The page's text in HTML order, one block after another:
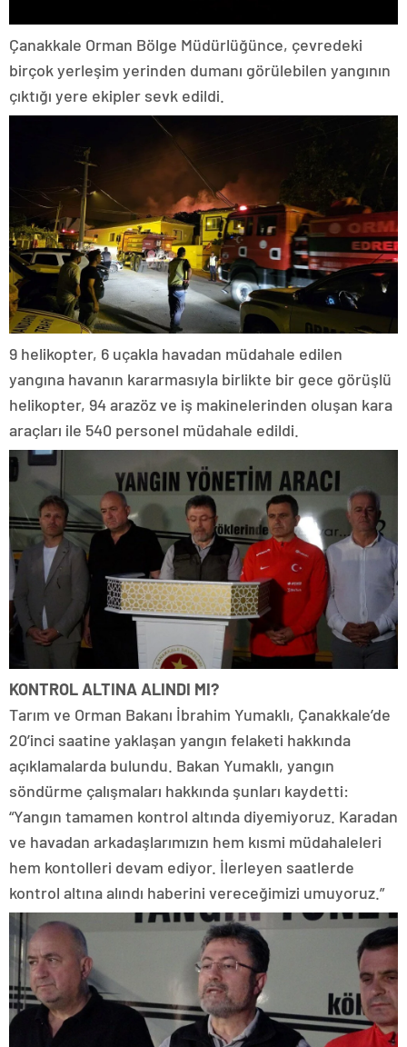
Çanakkale Orman Bölge Müdürlüğünce, çevredeki
birçok yerleşim yerinden dumanı görülebilen yangının
çıktığı yere ekipler sevk edildi.
9 helikopter, 6 uçakla havadan müdahale edilen
yangına havanın kararmasıyla birlikte bir gece görüşlü
helikopter, 94 arazöz ve iş makinelerinden oluşan kara
araçları ile 540 personel müdahale edildi.
KONTROL ALTINA ALINDI MI?
Tarım ve Orman Bakanı İbrahim Yumaklı, Çanakkale’de
20’inci saatine yaklaşan yangın felaketi hakkında
açıklamalarda bulundu. Bakan Yumaklı, yangın
söndürme çalışmaları hakkında şunları kaydetti:
“Yangın tamamen kontrol altında diyemiyoruz. Karadan
ve havadan arkadaşlarımızın hem kısmi müdahaleleri
hem kontolleri devam ediyor. İlerleyen saatlerde
kontrol altına alındı haberini vereceğimizi umuyoruz.”